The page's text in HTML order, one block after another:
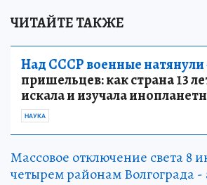
ЧИТАЙТЕ ТАКЖЕ
Над СССР военные натянули
пришельцев: как страна 13
искала и изучала
НАУКА
Массовое отключение света 8
четырем районам Волгограда -